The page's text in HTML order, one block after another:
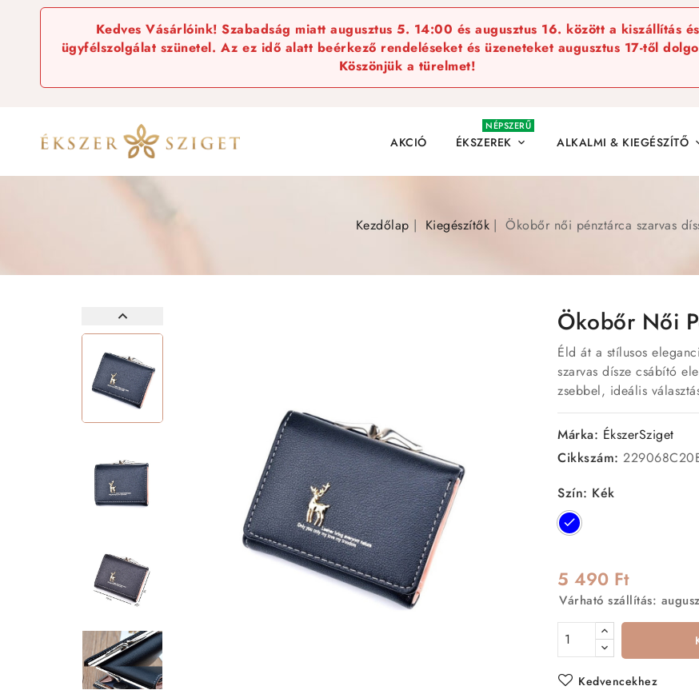
Kedves Vásárlóink! Szabadság miatt augusztus 5. 14:00 és augusztus 16. között a kiszállítás
ügyfélszolgálat szünetel. Az ez idő alatt beérkező rendeléseket és üzeneteket augusztus 17-től
Köszönjük a türelmet!
AKCIÓ ÉKSZEREK 
NÉPSZERŰ
ALKALMI & KIEGÉSZÍTŐ
Kezdőlap Kiegészítők Ökobőr női pénztárca szarvas
Ökobőr Női
Éld át a stílusos
szarvas dísze csábító
zsebbel, ideális
Márka: ÉkszerSziget
Cikkszám:
Szín: Kék
Kék
5 490 Ft
Várható szállítás:
Kedvencekhez